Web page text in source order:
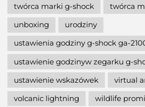
twórca marki g-shock
twórca
unboxing
urodziny
ustawienia godziny g-shock ga-
ustawienie godzinyw zegarku g-
ustawienie wskazówek
virtual
volcanic lightning
wildlife